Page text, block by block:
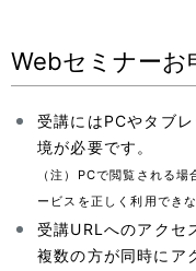
Webセミナーお
受講にはPCやタブ
境が必要です。
（注）PCで閲覧される
ービスを正しく利用でき
受講URLへのアクセ
複数の方が同時にア